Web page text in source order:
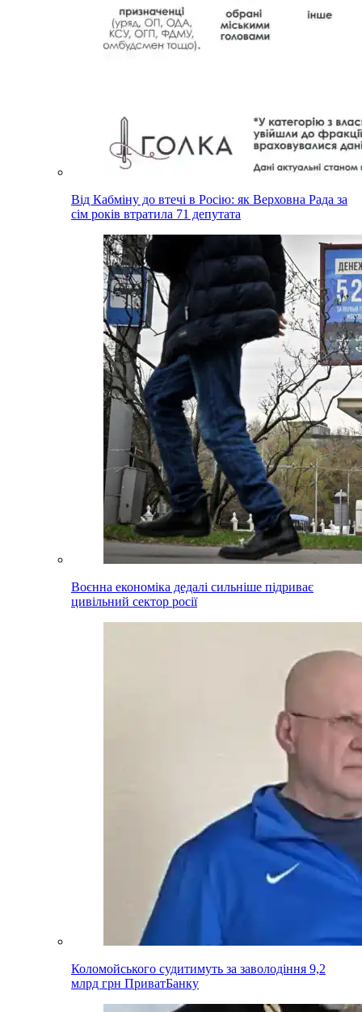
Від Кабміну до втечі в Росію: як Верховна Рада за
сім років втратила 71 депутата
Воєнна економіка дедалі сильніше підриває
цивільний сектор росії
Коломойського судитимуть за заволодіння 9,2
млрд грн ПриватБанку